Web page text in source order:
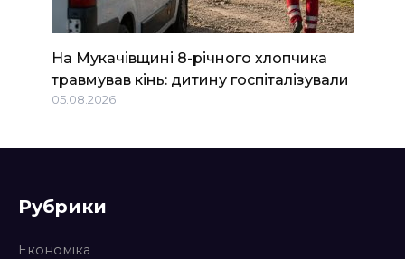
На Мукачівщині 8-річного хлопчика
травмував кінь: дитину госпіталізували
05.08.2026
Рубрики
Економіка